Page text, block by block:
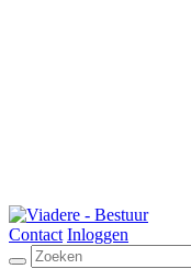
Contact Inloggen